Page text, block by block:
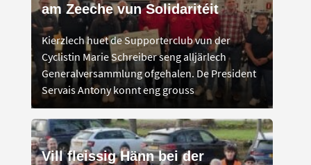
am Zeeche vun Solidaritéit
Kierzlech huet de Supporterclub vun der
Cyclistin Marie Schreiber seng alljärlech
Generalversammlung ofgehalen. De President
Servais Antony konnt eng grouss
Vill fleissig Hänn bei der